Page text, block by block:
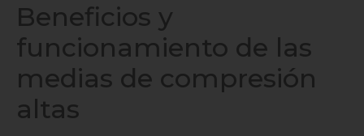
Beneficios y
funcionamiento de las
medias de compresión
altas